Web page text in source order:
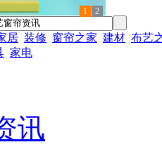
1 2
居 装修 窗帘之家 建材 布艺
家电
讯